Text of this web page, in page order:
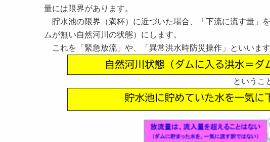
量には限界があります。
貯水池の限界（満杯）に近づいた場合、「下流に流す量」
ムが無い自然河川の状態）にします。
これを「緊急放流」や、「異常洪水時防災操作」といいます
というこ